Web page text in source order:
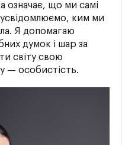
означає, що ми самі
ким ми
Я допомагаю
думок і шар за
світу свою
— особистість.